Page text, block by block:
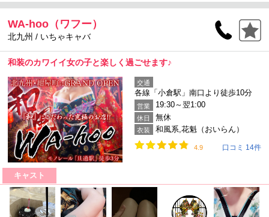
WA-hoo（ワフー）
北九州 / いちゃキャバ
和装のカワイイ女の子と楽しく過ごせます♪
交通
各線「小倉駅」南口より徒歩10分
営業 19:30～翌1:00
休日 無休
衣装 和風系,花魁（おいらん）
4.9 口コミ 14件
キャスト